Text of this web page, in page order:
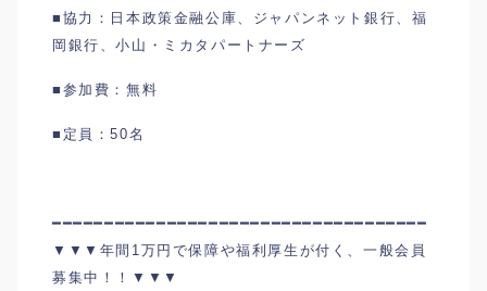
■協力：日本政策金融公庫、ジャパンネット銀行、福
岡銀行、小山・ミカタパートナーズ
■参加費：無料
■定員：50名
━━━━━━━━━━━━━━━━━━━━━━━━━━━━━━━━━━━━
▼▼▼年間1万円で保障や福利厚生が付く、一般会員
募集中！！▼▼▼